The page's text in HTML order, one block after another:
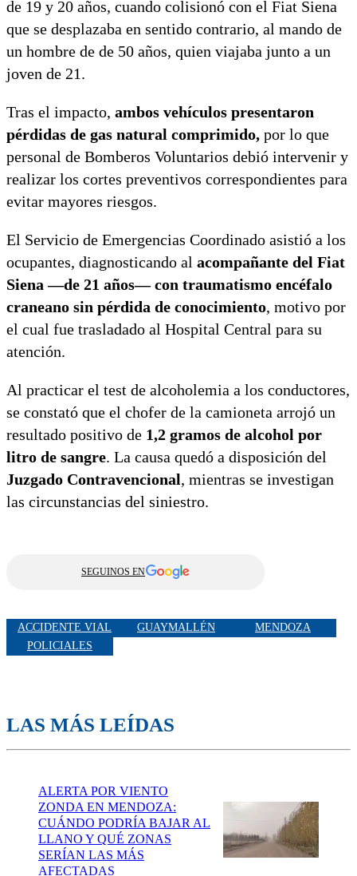
de 19 y 20 años, cuando colisionó con el Fiat Siena
que se desplazaba en sentido contrario, al mando de
un hombre de de 50 años, quien viajaba junto a un
joven de 21.
Tras el impacto, ambos vehículos presentaron
pérdidas de gas natural comprimido, por lo que
personal de Bomberos Voluntarios debió intervenir y
realizar los cortes preventivos correspondientes para
evitar mayores riesgos.
El Servicio de Emergencias Coordinado asistió a los
ocupantes, diagnosticando al acompañante del Fiat
Siena —de 21 años— con traumatismo encéfalo
craneano sin pérdida de conocimiento, motivo por
el cual fue trasladado al Hospital Central para su
atención.
Al practicar el test de alcoholemia a los conductores,
se constató que el chofer de la camioneta arrojó un
resultado positivo de 1,2 gramos de alcohol por
litro de sangre. La causa quedó a disposición del
Juzgado Contravencional, mientras se investigan
las circunstancias del siniestro.
SEGUINOS EN
ACCIDENTE VIAL GUAYMALLÉN
MENDOZA
POLICIALES
LAS MÁS LEÍDAS
ALERTA POR VIENTO
ZONDA EN MENDOZA:
CUÁNDO PODRÍA BAJAR AL
LLANO Y QUÉ ZONAS
SERÍAN LAS MÁS
AFECTADAS